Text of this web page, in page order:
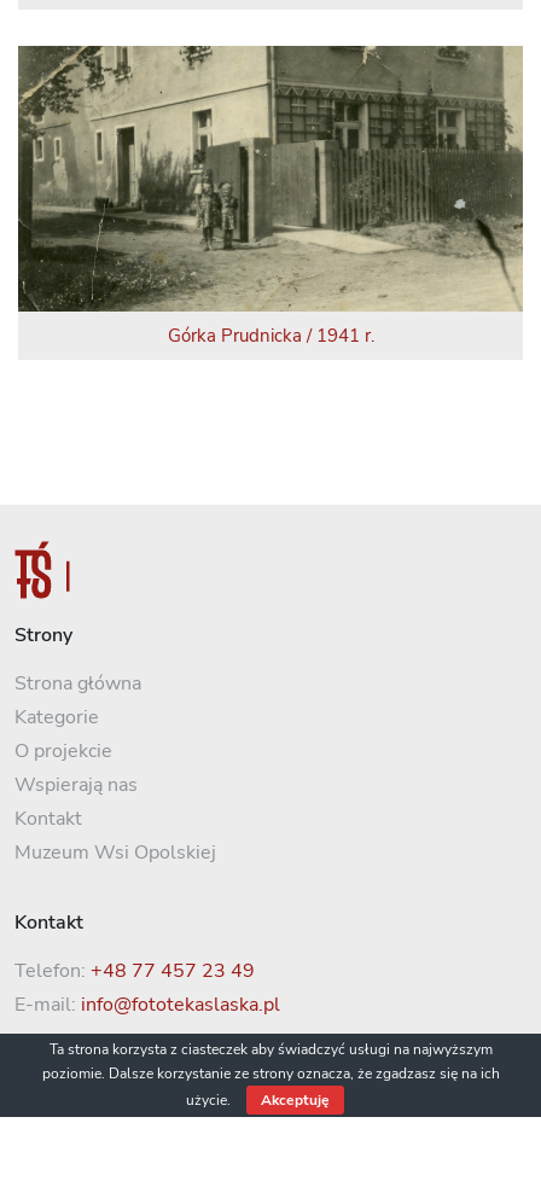
Górka Prudnicka / 1941 r.
Strony
Strona główna
Kategorie
O projekcie
Wspierają nas
Kontakt
Muzeum Wsi Opolskiej
Kontakt
Telefon: +48 77 457 23 49
E-mail: info@fototekaslaska.pl
Ta strona korzysta z ciasteczek aby świadczyć usługi na najwyższym
poziomie. Dalsze korzystanie ze strony oznacza, że zgadzasz się na ich
użycie.
Akceptuję